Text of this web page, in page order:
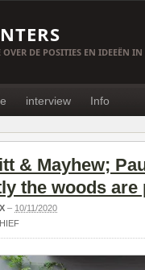
DE POSITIES EN IDEEËN
interview Info
& Mayhew;
the woods are
– 10/11/2020